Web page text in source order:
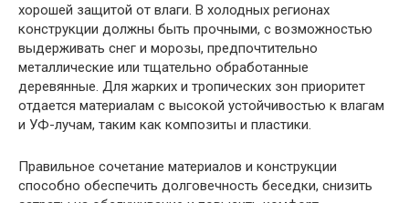
хорошей защитой от влаги. В холодных регионах
конструкции должны быть прочными, с возможностью
выдерживать снег и морозы, предпочтительно
металлические или тщательно обработанные
деревянные. Для жарких и тропических зон приоритет
отдается материалам с высокой устойчивостью к влагам
и УФ-лучам, таким как композиты и пластики.
Правильное сочетание материалов и конструкции
способно обеспечить долговечность беседки, снизить